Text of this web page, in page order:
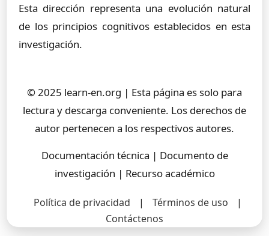
Esta dirección representa una evolución natural
de los principios cognitivos establecidos en esta
investigación.
© 2025 learn-en.org | Esta página es solo para
lectura y descarga conveniente. Los derechos de
autor pertenecen a los respectivos autores.
Documentación técnica | Documento de
investigación | Recurso académico
Política de privacidad | Términos de uso
|
Contáctenos